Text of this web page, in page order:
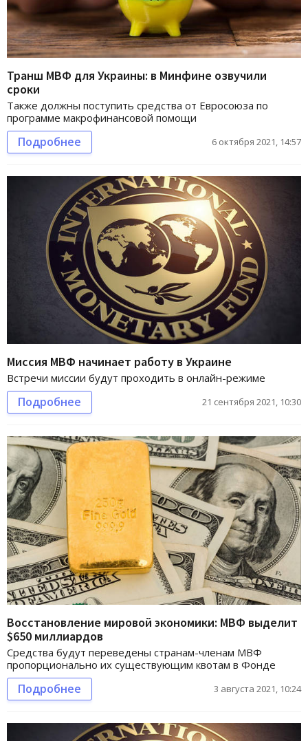
Транш МВФ для Украины: в Минфине озвучили
сроки
Также должны поступить средства от Евросоюза по
программе макрофинансовой помощи
Подробнее 6 октября 2021, 14:57
Миссия МВФ начинает работу в Украине
Встречи миссии будут проходить в онлайн-режиме
Подробнее 21 сентября 2021, 10:30
Восстановление мировой экономики: МВФ выделит
$650 миллиардов
Средства будут переведены странам-членам МВФ
пропорционально их существующим квотам в Фонде
Подробнее 3 августа 2021, 10:24